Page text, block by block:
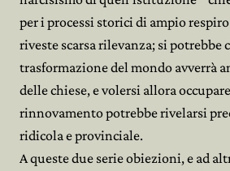
per i processi storici di ampio
riveste scarsa rilevanza; si potrebbe
trasformazione del mondo avverrà
delle chiese, e volersi allora
rinnovamento potrebbe rivelarsi
ridicola e provinciale.
A queste due serie obiezioni, e ad